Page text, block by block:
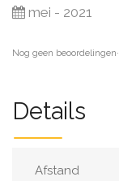
mei - 2021
Nog geen beoordelingen·
Details
Afstand